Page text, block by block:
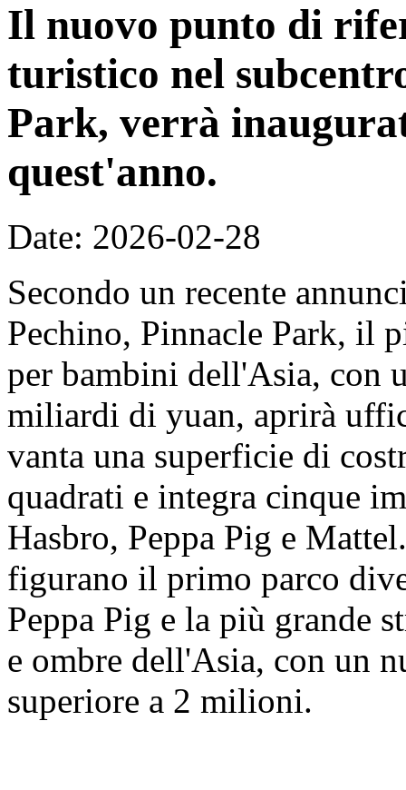
Il nuovo punto di
turistico nel
Park, verrà
quest'anno.
Date: 2026-02-28
Secondo un recente
Pechino, Pinnacle Park, il
per bambini dell'Asia, con
miliardi di yuan, aprirà
vanta una superficie di
quadrati e integra cinque
Hasbro, Peppa Pig e
figurano il primo parco
Peppa Pig e la più grande
e ombre dell'Asia, con un
superiore a 2 milioni.